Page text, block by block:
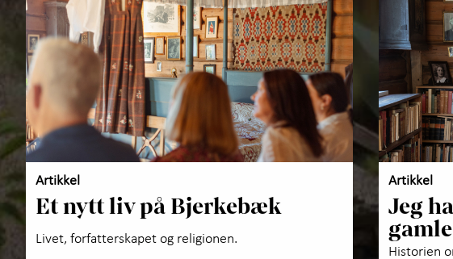
Artikkel
Et nytt liv på Bjerkebæk
Livet, forfatterskapet og religionen.
Artikkel
Jeg
Historien